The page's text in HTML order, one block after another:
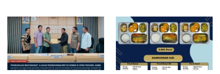
Pasal 27A UU ITE